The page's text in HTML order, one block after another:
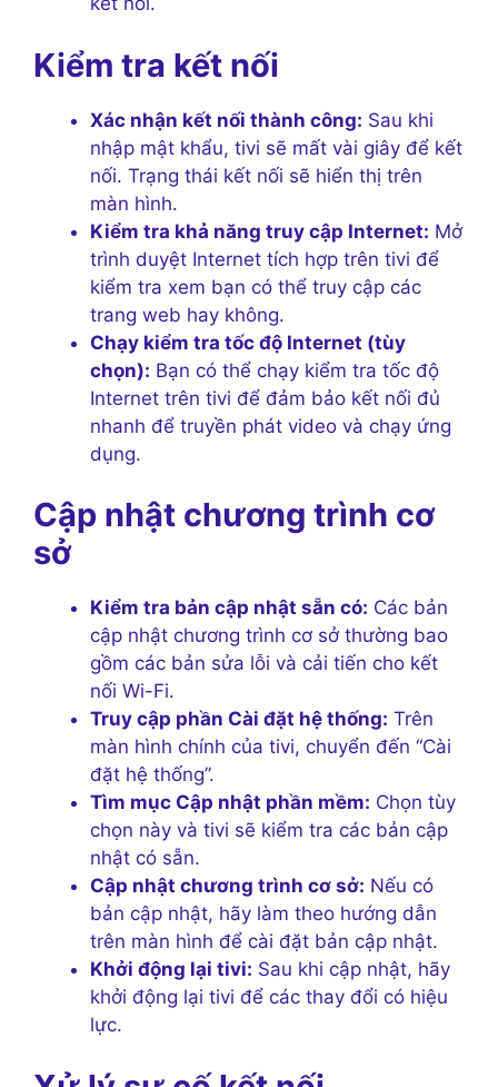
Kiểm tra kết nối
Xác nhận kết nối thành công: Sau khi
nhập mật khẩu, tivi sẽ mất vài giây để kết
nối. Trạng thái kết nối sẽ hiển thị trên
màn hình.
Kiểm tra khả năng truy cập Internet: Mở
trình duyệt Internet tích hợp trên tivi để
kiểm tra xem bạn có thể truy cập các
trang web hay không.
Chạy kiểm tra tốc độ Internet (tùy
chọn): Bạn có thể chạy kiểm tra tốc độ
Internet trên tivi để đảm bảo kết nối đủ
nhanh để truyền phát video và chạy ứng
dụng.
Cập nhật chương trình cơ
sở
Kiểm tra bản cập nhật sẵn có: Các bản
cập nhật chương trình cơ sở thường bao
gồm các bản sửa lỗi và cải tiến cho kết
nối Wi-Fi.
Truy cập phần Cài đặt hệ thống: Trên
màn hình chính của tivi, chuyển đến “Cài
đặt hệ thống”.
Tìm mục Cập nhật phần mềm: Chọn tùy
chọn này và tivi sẽ kiểm tra các bản cập
nhật có sẵn.
Cập nhật chương trình cơ sở: Nếu có
bản cập nhật, hãy làm theo hướng dẫn
trên màn hình để cài đặt bản cập nhật.
Khởi động lại tivi: Sau khi cập nhật, hãy
khởi động lại tivi để các thay đổi có hiệu
lực.